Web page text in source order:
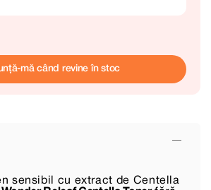
mă când revine în stoc
sensibil cu extract de Centella